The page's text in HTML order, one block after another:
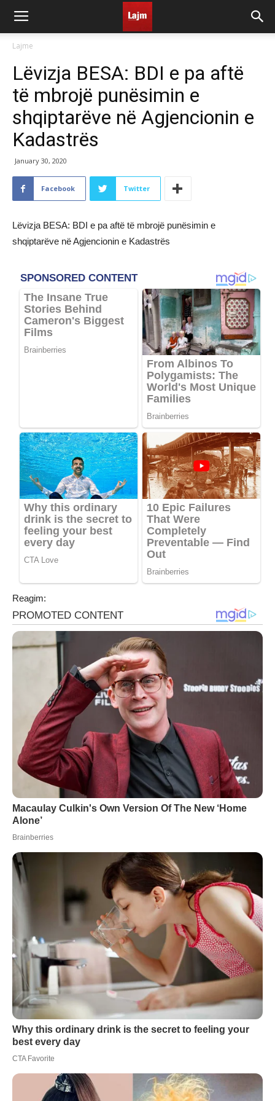
Lajme
Lëvizja BESA: BDI e pa aftë
të mbrojë punësimin e
shqiptarëve në Agjencionin e
Kadastrës
January 30, 2020
Facebook Twitter
Lëvizja BESA: BDI e pa aftë të mbrojë punësimin e
shqiptarëve në Agjencionin e Kadastrës
Reagim: